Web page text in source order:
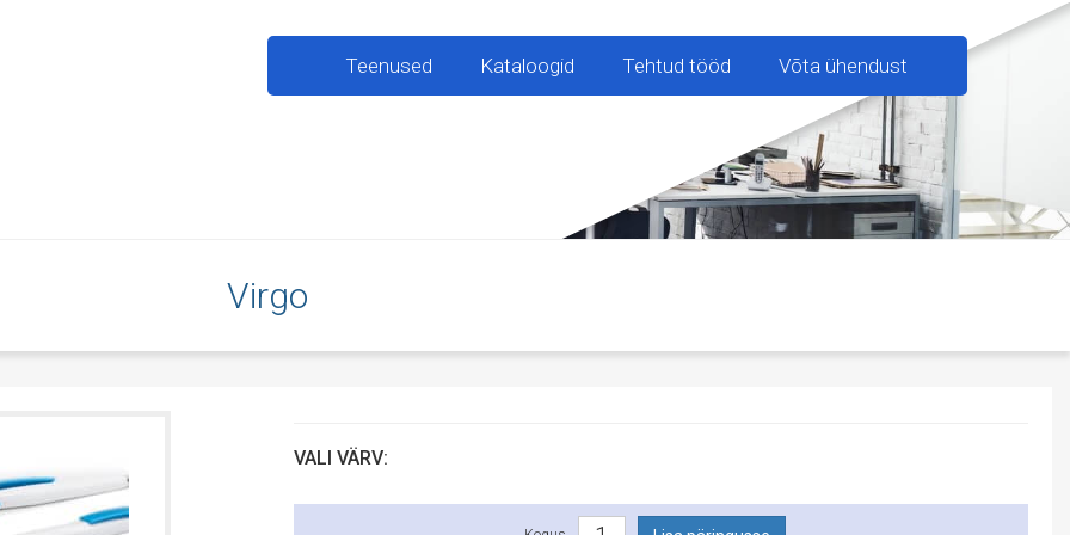
Teenused Kataloogid Tehtud tööd Võta ühendust
Virgo
VALI VÄRV: